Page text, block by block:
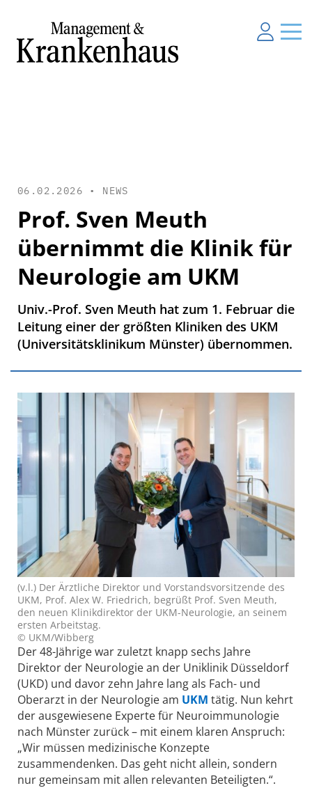
06.02.2026 • NEWS
Prof. Sven Meuth
übernimmt die Klinik für
Neurologie am UKM
Univ.-Prof. Sven Meuth hat zum 1. Februar die
Leitung einer der größten Kliniken des UKM
(Universitätsklinikum Münster) übernommen.
(v.l.) Der Ärztliche Direktor und Vorstandsvorsitzende des
UKM, Prof. Alex W. Friedrich, begrüßt Prof. Sven Meuth,
den neuen Klinikdirektor der UKM-Neurologie, an seinem
ersten Arbeitstag.
© UKM/Wibberg
Der 48-Jährige war zuletzt knapp sechs Jahre
Direktor der Neurologie an der Uniklinik Düsseldorf
(UKD) und davor zehn Jahre lang als Fach- und
Oberarzt in der Neurologie am UKM tätig. Nun kehrt
der ausgewiesene Experte für Neuroimmunologie
nach Münster zurück – mit einem klaren Anspruch:
„Wir müssen medizinische Konzepte
zusammendenken. Das geht nicht allein, sondern
nur gemeinsam mit allen relevanten Beteiligten.“.